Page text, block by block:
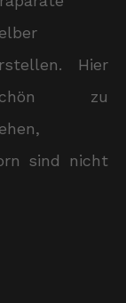
Hier
zu
sind nicht